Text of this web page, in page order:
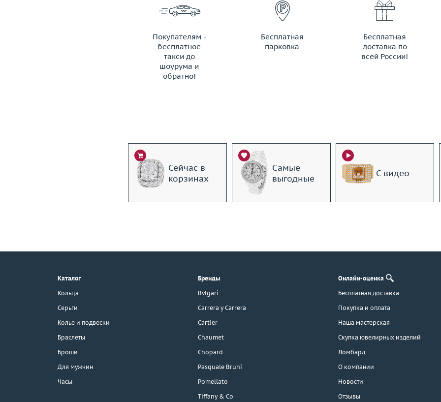
г. Москва, Тихвинский пер., д. 7,
3D-тур по шоуруму
Покупателям -
бесплатное
такси до
шоурума и
обратно!
ЗАКАЗАТЬ ТАКСИ
Бесплатная
парковка
Бесплатная
доставка по
всей России!
Сейчас в
корзинах
Самые
выгодные
С видео
Каталог
Кольца
Серьги
Колье и подвески
Браслеты
Броши
Для мужчин
Часы
Бренды
Bvlgari
Carrera y Carrera
Cartier
Chaumet
Chopard
Pasquale Bruni
Pomellato
Tiffany & Co
Онлайн-оценка
Бесплатная доставка
Покупка и оплата
Наша мастерская
Скупка ювелирных изделий
Ломбард
О компании
Новости
Отзывы